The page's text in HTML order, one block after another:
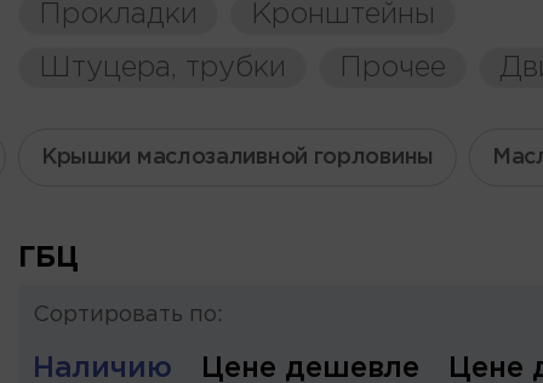
Прокладки
Кронштейны
Штуцера, трубки
Прочее
Крышки маслозаливной горловины
ГБЦ
Сортировать по:
Наличию Цене дешевле Цене